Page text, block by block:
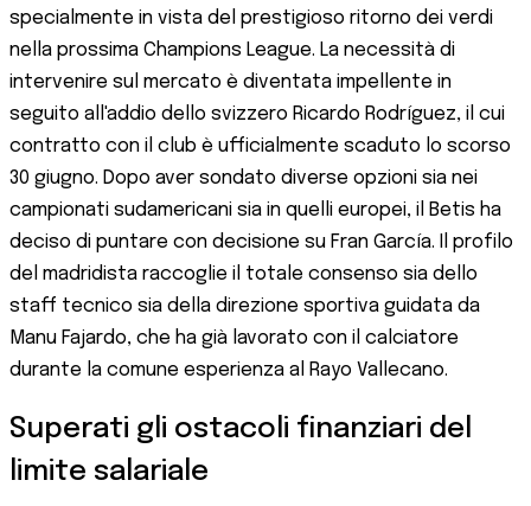
specialmente in vista del prestigioso ritorno dei verdi
nella prossima Champions League. La necessità di
intervenire sul mercato è diventata impellente in
seguito all'addio dello svizzero Ricardo Rodríguez, il cui
contratto con il club è ufficialmente scaduto lo scorso
30 giugno. Dopo aver sondato diverse opzioni sia nei
campionati sudamericani sia in quelli europei, il Betis ha
deciso di puntare con decisione su Fran García. Il profilo
del madridista raccoglie il totale consenso sia dello
staff tecnico sia della direzione sportiva guidata da
Manu Fajardo, che ha già lavorato con il calciatore
durante la comune esperienza al Rayo Vallecano.
Superati gli ostacoli finanziari del
limite salariale